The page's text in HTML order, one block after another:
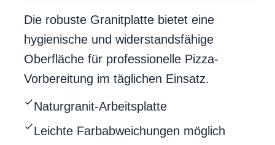
Die robuste Granitplatte bietet eine
hygienische und widerstandsfähige
Oberfläche für professionelle Pizza-
Vorbereitung im täglichen Einsatz.
Naturgranit-Arbeitsplatte
Leichte Farbabweichungen möglich